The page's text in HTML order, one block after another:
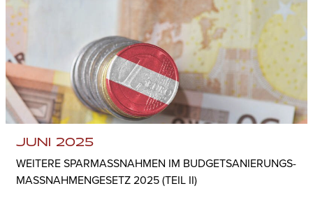
JUNI 2025
WEITERE SPARMASSNAHMEN IM BUDGETSANIERUNGS­M
ASSNAHMENGESETZ 2025 (TEIL II)